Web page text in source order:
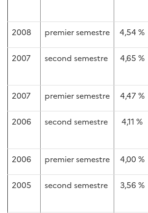
2008 premier semestre 4,54 %
2007 second semestre 4,65 %
2007 premier semestre 4,47 %
2006 second semestre 4,11 %
2006 premier semestre 4,00 %
2005 second semestre 3,56 %